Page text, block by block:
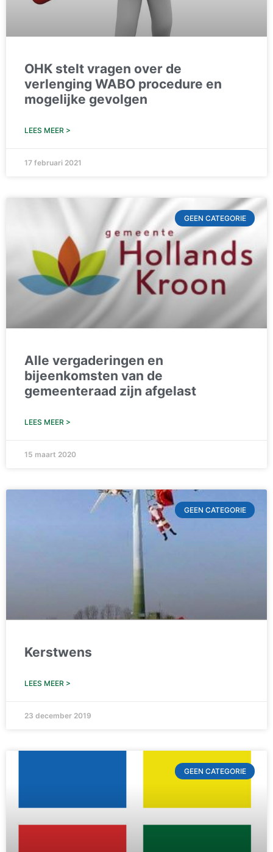
OHK stelt vragen over de
verlenging WABO procedure en
mogelijke gevolgen
LEES MEER >
17 februari 2021
GEEN CATEGORIE
Alle vergaderingen en
bijeenkomsten van de
gemeenteraad zijn afgelast
LEES MEER >
15 maart 2020
GEEN CATEGORIE
Kerstwens
LEES MEER >
23 december 2019
GEEN CATEGORIE